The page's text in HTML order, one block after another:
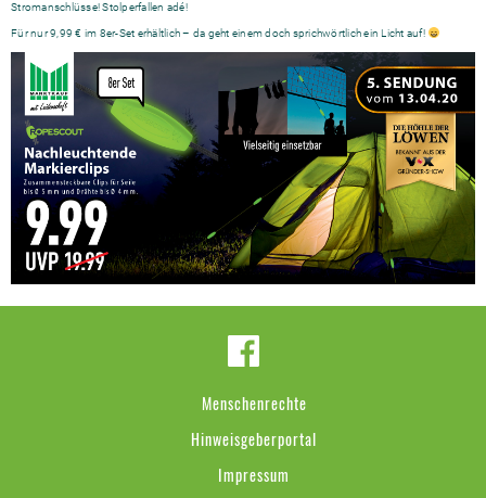
Stromanschlüsse! Stolperfallen adé!
Für nur 9,99 € im 8er-Set erhältlich – da geht einem doch sprichwörtlich ein Licht auf!
Menschenrechte
Hinweisgeberportal
Impressum